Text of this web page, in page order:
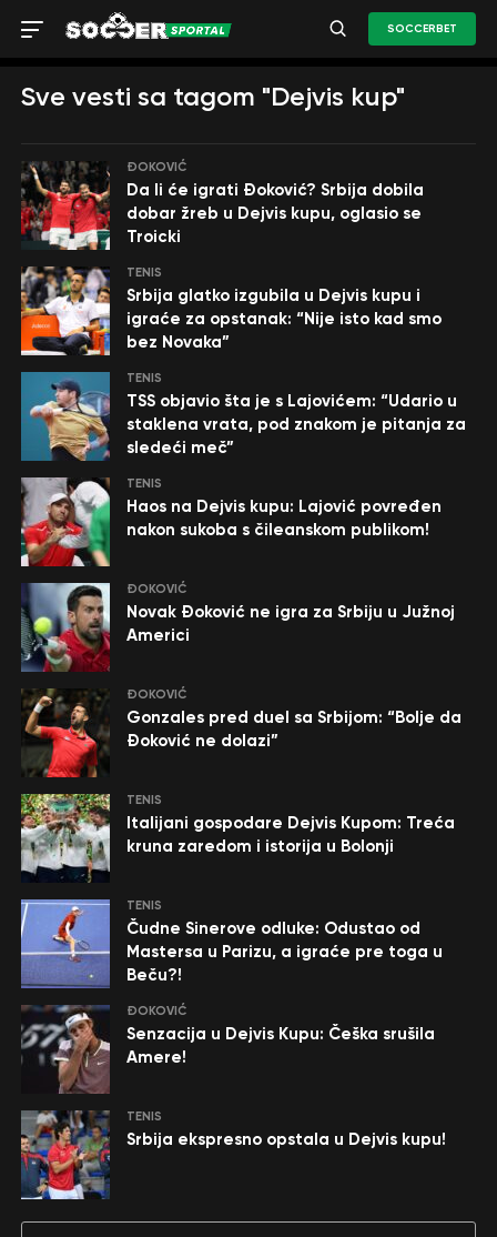
SOCCERBET
Sve vesti sa tagom "Dejvis kup"
ĐOKOVIĆ
Da li će igrati Đoković? Srbija dobila
dobar žreb u Dejvis kupu, oglasio se
Troicki
TENIS
Srbija glatko izgubila u Dejvis kupu i
igraće za opstanak: “Nije isto kad smo
bez Novaka”
TENIS
TSS objavio šta je s Lajovićem: “Udario u
staklena vrata, pod znakom je pitanja za
sledeći meč”
TENIS
Haos na Dejvis kupu: Lajović povređen
nakon sukoba s čileanskom publikom!
ĐOKOVIĆ
Novak Đoković ne igra za Srbiju u Južnoj
Americi
ĐOKOVIĆ
Gonzales pred duel sa Srbijom: “Bolje da
Đoković ne dolazi”
TENIS
Italijani gospodare Dejvis Kupom: Treća
kruna zaredom i istorija u Bolonji
TENIS
Čudne Sinerove odluke: Odustao od
Mastersa u Parizu, a igraće pre toga u
Beču?!
ĐOKOVIĆ
Senzacija u Dejvis Kupu: Češka srušila
Amere!
TENIS
Srbija ekspresno opstala u Dejvis kupu!